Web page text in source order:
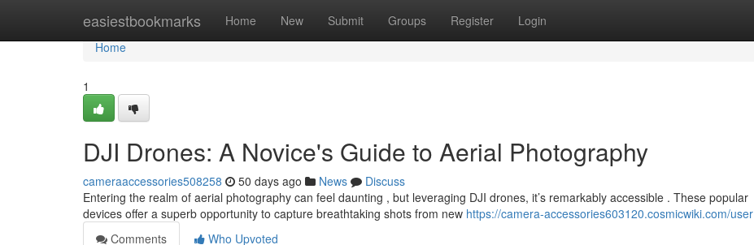
easiestbookmarks Home New Submit Groups Register Login
Home
Home
1
DJI Drones: A Novice's Guide to Aerial Photography
cameraaccessories508258 50 days ago News
Discuss
Entering the realm of aerial photography can feel daunting , but leveraging DJI drones, it’s remarkably accessible . These popular
devices offer a superb opportunity to capture breathtaking shots from new https://camera-accessories603120.cosmicwiki.com/user
Comments
Who Upvoted